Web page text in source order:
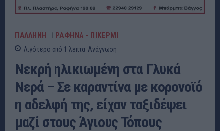
ΠΑΛΛΗΝΗ ΡΑΦΗΝΑ - ΠΙΚΕΡΜΙ
Λιγότερο από 1 λεπτα Ανάγνωση
Νεκρή ηλικιωμένη στα Γλυκά
Νερά – Σε καραντίνα με κορονοϊό
η αδελφή της, είχαν ταξιδέψει
μαζί στους Άγιους Τόπους